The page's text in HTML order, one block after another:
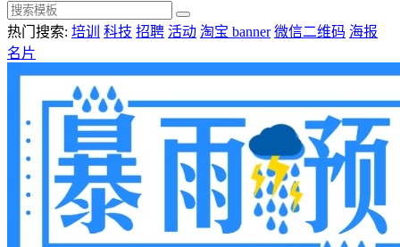
热门搜索: 培训 科技 招聘 活动 淘宝 banner 微信二维码 海报
名片